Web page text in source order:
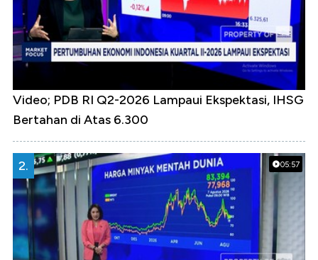
Video; PDB RI Q2-2026 Lampaui Ekspektasi, IHSG
Bertahan di Atas 6.300
05:57
2.